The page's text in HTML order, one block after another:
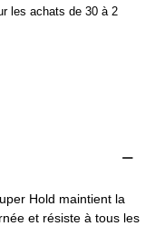
les achats de 30 à 2
Hold maintient la
et résiste à tous les